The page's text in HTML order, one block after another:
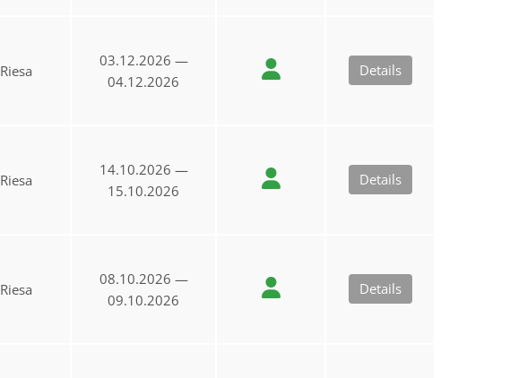
Riesa
03.12.2026 —
04.12.2026
Details
Riesa
14.10.2026 —
15.10.2026
Details
Riesa
08.10.2026 —
09.10.2026
Details